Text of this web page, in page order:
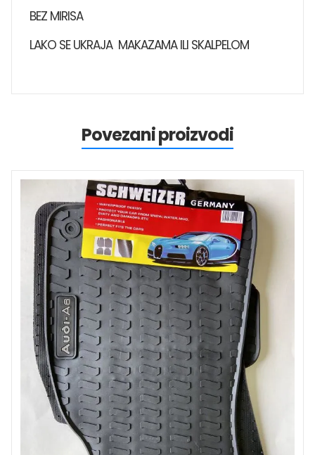
BEZ MIRISA
LAKO SE UKRAJA MAKAZAMA ILI SKALPELOM
Povezani proizvodi